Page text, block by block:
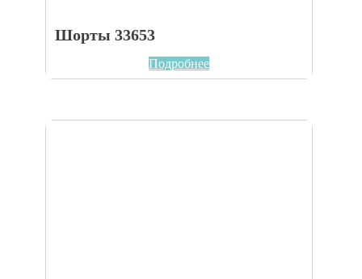
Шорты 33653
Подробнее